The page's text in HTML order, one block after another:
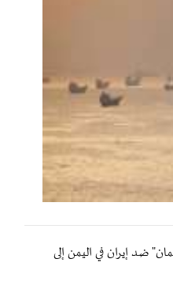
ضد إيران في اليمن إلى